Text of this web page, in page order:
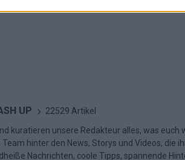
UP 22529 Artikel
kuratieren unsere Redakteur alles, was euch
hinter den News, Storys und Videos, die
Nachrichten, coole Tipps, spannende